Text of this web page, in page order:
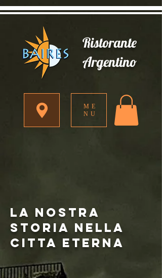
Ristorante
Argentino
ME
NU
LA NOSTRA
STORIA NELLA
CITTA ETERNA